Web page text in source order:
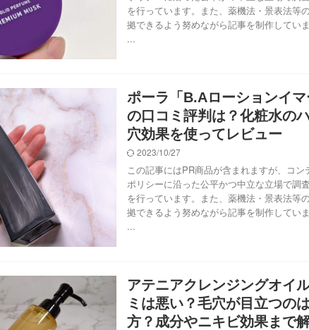
を行っています。また、薬機法・景表法等
拠できるよう努めながら記事を制作してい
...
ポーラ「B.Aローションイマ
の口コミ評判は？化粧水の
穴効果を使ってレビュー
2023/10/27
この記事にはPR商品が含まれますが、コン
ポリシーに沿った公平かつ中立な立場で調
を行っています。また、薬機法・景表法等
拠できるよう努めながら記事を制作してい
...
アテニアクレンジングオイ
ミは悪い？毛穴が目立つの
方？成分やニキビ効果まで